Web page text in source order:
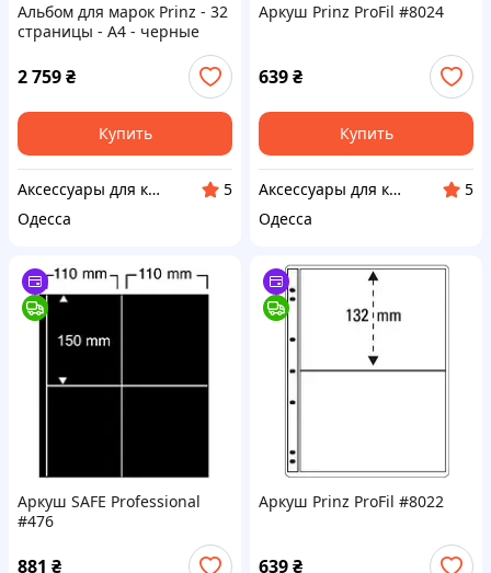
Альбом для марок Prinz - 32
страницы - A4 - черные
2 759₴
Купить
Аксессуары для коллекционеров SAFE
5
Одесса
Аркуш Prinz ProFil #8024
639₴
Купить
Аксессуары для коллекционеров SAFE
5
Одесса
Аркуш SAFE Professional
#476
881 ₴
Аркуш Prinz ProFil #8022
639₴